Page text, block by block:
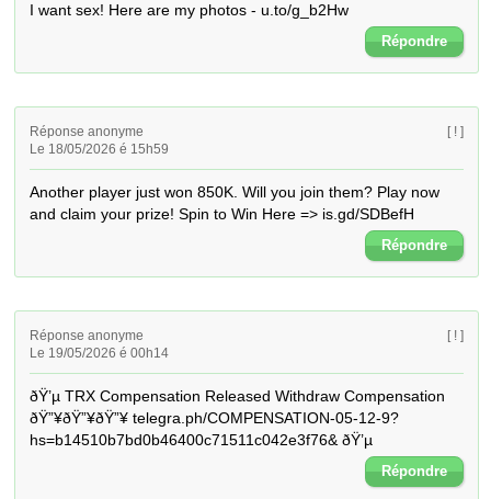
I want sex! Here are my photos - u.to/g_b2Hw
Répondre
Réponse anonyme
Le 18/05/2026 é 15h59
[ ! ]
Another player just won 850K. Will you join them? Play now
and claim your prize! Spin to Win Here => is.gd/SDBefH
Répondre
Réponse anonyme
Le 19/05/2026 é 00h14
[ ! ]
ðŸ’µ TRX Compensation Released Withdraw Compensation
ðŸ”¥ðŸ”¥ðŸ”¥ telegra.ph/COMPENSATION-05-12-9?
hs=b14510b7bd0b46400c71511c042e3f76& ðŸ’µ
Répondre